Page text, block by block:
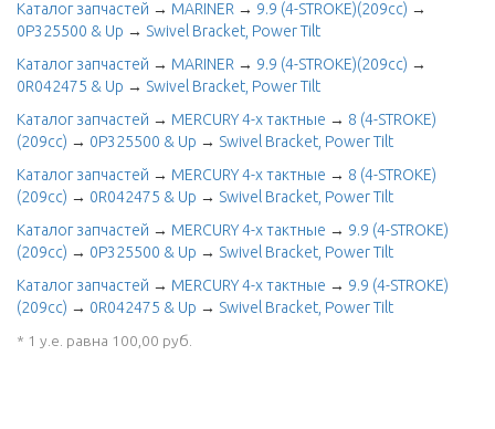
Каталог запчастей → MARINER → 9.9 (4-STROKE)(209cc) →
0P325500 & Up → Swivel Bracket, Power Tilt
Каталог запчастей → MARINER → 9.9 (4-STROKE)(209cc) →
0R042475 & Up → Swivel Bracket, Power Tilt
Каталог запчастей → MERCURY 4-х тактные → 8 (4-STROKE)
(209cc) → 0P325500 & Up → Swivel Bracket, Power Tilt
Каталог запчастей → MERCURY 4-х тактные → 8 (4-STROKE)
(209cc) → 0R042475 & Up → Swivel Bracket, Power Tilt
Каталог запчастей → MERCURY 4-х тактные → 9.9 (4-STROKE)
(209cc) → 0P325500 & Up → Swivel Bracket, Power Tilt
Каталог запчастей → MERCURY 4-х тактные → 9.9 (4-STROKE)
(209cc) → 0R042475 & Up → Swivel Bracket, Power Tilt
* 1 у.е. равна 100,00 руб.